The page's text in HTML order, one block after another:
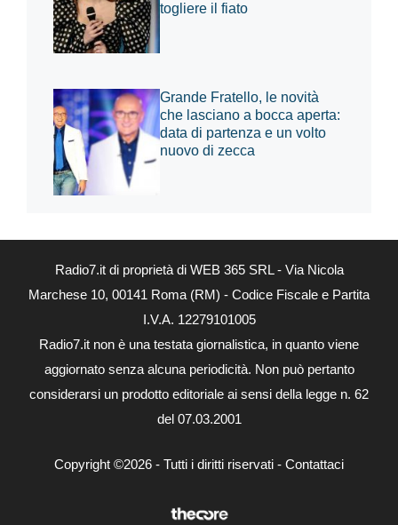
togliere il fiato
Grande Fratello, le novità
che lasciano a bocca aperta:
data di partenza e un volto
nuovo di zecca
Radio7.it di proprietà di WEB 365 SRL - Via Nicola
Marchese 10, 00141 Roma (RM) - Codice Fiscale e Partita
I.V.A. 12279101005
Radio7.it non è una testata giornalistica, in quanto viene
aggiornato senza alcuna periodicità. Non può pertanto
considerarsi un prodotto editoriale ai sensi della legge n. 62
del 07.03.2001
Copyright ©2026 - Tutti i diritti riservati - Contattaci